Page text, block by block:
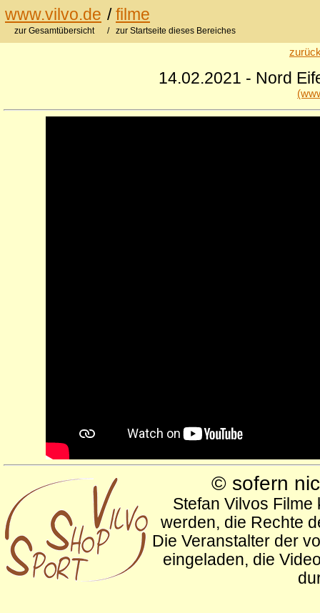
www.vilvo.de /filme
zur Gesamtübersicht / zur Startseite dieses Bereiches
14.02.2021 - Nord
© sofern
Stefan Vilvos
werden, die Rechte
Die Veranstalter der
eingeladen, die